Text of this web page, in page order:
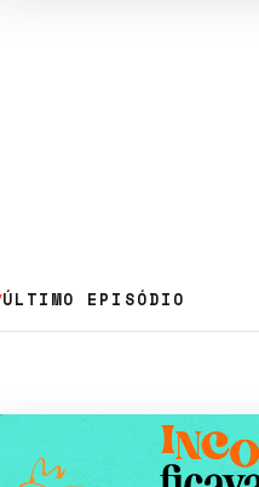
ÚLTIMO EPISÓDIO